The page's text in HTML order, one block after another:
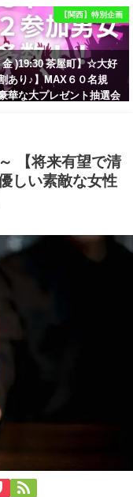
【関西】特別企画
金 )19:30 茶屋町】☆大好
あり♪】MAX６０名規
華な大プレゼント抽選会
＠茶屋町】
【将来有望で清
しい素敵な女性